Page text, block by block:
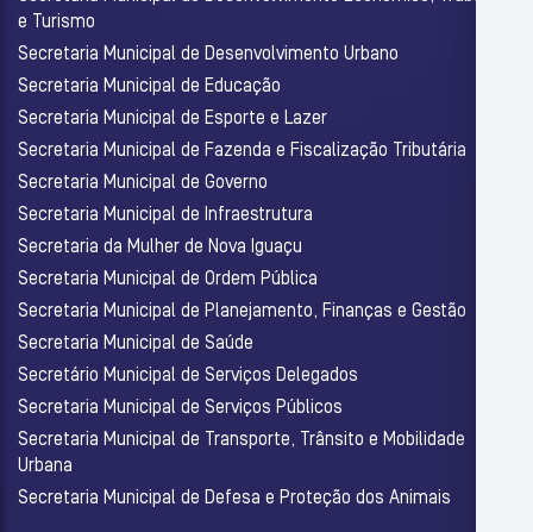
e Turismo
Secretaria Municipal de Desenvolvimento Urbano
Secretaria Municipal de Educação
Secretaria Municipal de Esporte e Lazer
Secretaria Municipal de Fazenda e Fiscalização Tributária
Secretaria Municipal de Governo
Secretaria Municipal de Infraestrutura
Secretaria da Mulher de Nova Iguaçu
Secretaria Municipal de Ordem Pública
Secretaria Municipal de Planejamento, Finanças e Gestão
Secretaria Municipal de Saúde
Secretário Municipal de Serviços Delegados
Secretaria Municipal de Serviços Públicos
Secretaria Municipal de Transporte, Trânsito e Mobilidade
Urbana
Secretaria Municipal de Defesa e Proteção dos Animais